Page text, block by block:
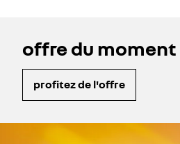
offre du moment
profitez de l'offre